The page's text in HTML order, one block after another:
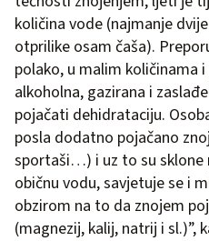
količina vode (najmanje
otprilike osam čaša).
polako, u malim količinama
alkoholna, gazirana i
pojačati dehidrataciju.
posla dodatno pojačano
sportaši…) i uz to su sklone
običnu vodu, savjetuje se i
obzirom na to da znojem
(magnezij, kalij, natrij i sl.)”,